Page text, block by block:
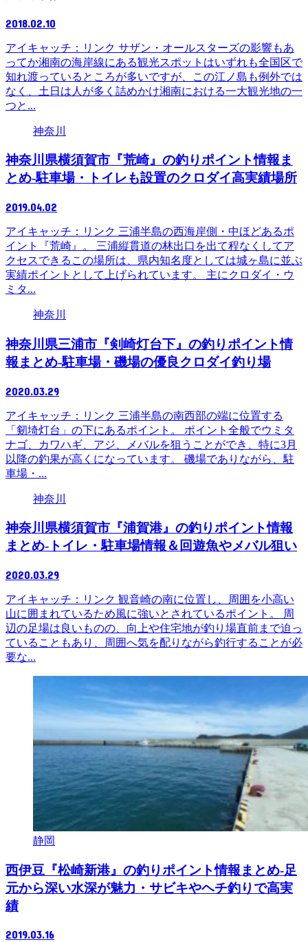
2018.02.10
アイキャッチ：リンク サザン・オールスターズの影響もあ
ってか湘南の海岸線にある観光スポットはいずれも全国区で
知れ渡っているところが多いですが、この江ノ島も例外では
なく、土日は人が多く詰めかけ湘南における一大観光地の一
つと...
神奈川
神奈川県横須賀市『荒崎』の釣りポイント情報ま
とめ-駐車場・トイレも設置のクロダイ高実績場所
2019.04.02
アイキャッチ：リンク 三浦半島の西海岸側・中ほどあるポ
イント『荒崎』。 三浦縦貫道の林出口を出て程なくしてア
クセスできるこの場所は、県内知名度としては城ヶ島に並ぶ
実績ポイントとして上げられています。 主にクロダイ・ウ
ミタ...
神奈川
神奈川県三浦市『剣崎灯台下』の釣りポイント情
報まとめ-駐車場・磯場の優良クロダイ釣り場
2020.03.29
アイキャッチ：リンク 三浦半島の南西部の端に位置する
「剱埼灯台」の下にあるポイント。 ポイント全般でウミタ
ナゴ、カワハギ、アジ、メバルを狙うことができ、特に3月
以降の釣果が高くになっています。 磯場でありながら、駐
車場・...
神奈川
神奈川県横須賀市『浦賀港』の釣りポイント情報
まとめ-トイレ・駐車場情報＆回遊魚やメバル狙い
2020.03.29
アイキャッチ：リンク 観音崎の南に位置し、周囲を小高い
山に囲まれているため風に強いとされているポイント。 周
辺の足場は良いものの、向上や住宅地が釣り場直前まで迫っ
ていることもあり、周囲へ気を配りながら釣行することが必
要な...
静岡
西伊豆『松崎新港』の釣りポイント情報まとめ-足
元から深い水深が魅力・サビキやヘチ釣りで高実
績
2019.03.16